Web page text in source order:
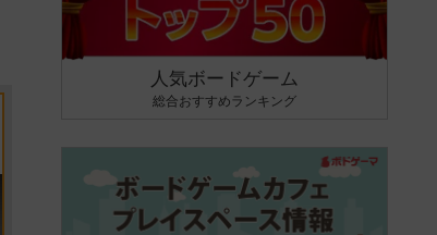
人気ボードゲーム
総合おすすめランキング